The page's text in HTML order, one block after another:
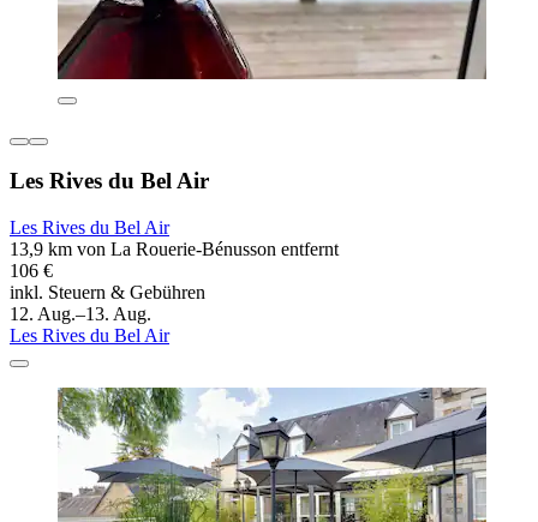
Les Rives du Bel Air
Les Rives du Bel Air
13,9 km von La Rouerie-Bénusson entfernt
106 €
inkl. Steuern & Gebühren
12. Aug.–13. Aug.
Les Rives du Bel Air